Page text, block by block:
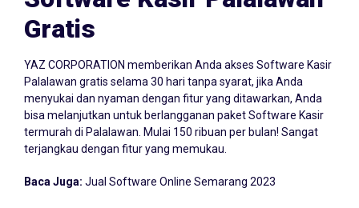
Gratis
YAZ CORPORATION memberikan Anda akses Software Kasir
Palalawan gratis selama 30 hari tanpa syarat, jika Anda
menyukai dan nyaman dengan fitur yang ditawarkan, Anda
bisa melanjutkan untuk berlangganan paket Software Kasir
termurah di Palalawan. Mulai 150 ribuan per bulan! Sangat
terjangkau dengan fitur yang memukau.
Baca Juga: Jual Software Online Semarang 2023